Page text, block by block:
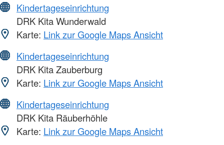
Kindertageseinrichtung
DRK Kita Wunderwald
Karte: Link zur Google Maps Ansicht
Kindertageseinrichtung
DRK Kita Zauberburg
Karte: Link zur Google Maps Ansicht
Kindertageseinrichtung
DRK Kita Räuberhöhle
Karte: Link zur Google Maps Ansicht